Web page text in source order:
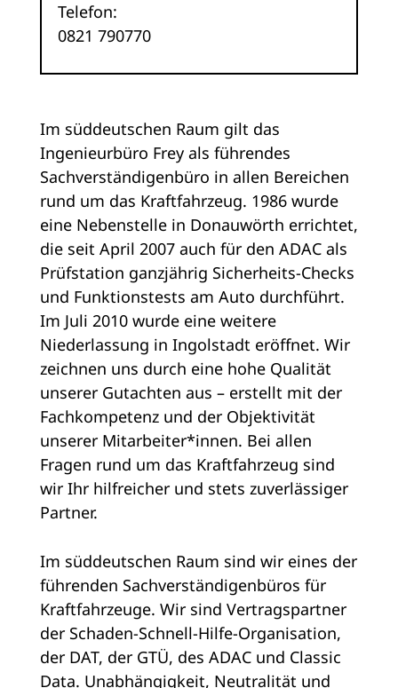
Im süddeutschen Raum gilt das
Ingenieurbüro Frey als führendes
Sachverständigenbüro in allen Bereichen
rund um das Kraftfahrzeug. 1986 wurde
eine Nebenstelle in Donauwörth errichtet,
die seit April 2007 auch für den ADAC als
Prüfstation ganzjährig Sicherheits-Checks
und Funktionstests am Auto durchführt.
Im Juli 2010 wurde eine weitere
Niederlassung in Ingolstadt eröffnet. Wir
zeichnen uns durch eine hohe Qualität
unserer Gutachten aus – erstellt mit der
Fachkompetenz und der Objektivität
unserer Mitarbeiter*innen. Bei allen
Fragen rund um das Kraftfahrzeug sind
wir Ihr hilfreicher und stets zuverlässiger
Partner.
Im süddeutschen Raum sind wir eines der
führenden Sachverständigenbüros für
Kraftfahrzeuge. Wir sind Vertragspartner
der Schaden-Schnell-Hilfe-Organisation,
der DAT, der GTÜ, des ADAC und Classic
Data. Unabhängigkeit, Neutralität und
Telefon:
0821 790770